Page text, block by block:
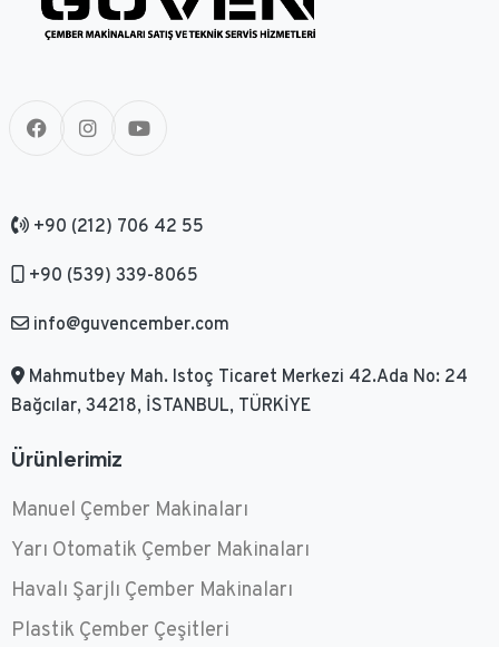
+90 (212) 706 42 55
+90 (539) 339-8065
info@guvencember.com
Mahmutbey Mah. Istoç Ticaret Merkezi 42.Ada No: 24
Bağcılar, 34218, İSTANBUL, TÜRKİYE
Ürünlerimiz
Manuel Çember Makinaları
Yarı Otomatik Çember Makinaları
Havalı Şarjlı Çember Makinaları
Plastik Çember Çeşitleri